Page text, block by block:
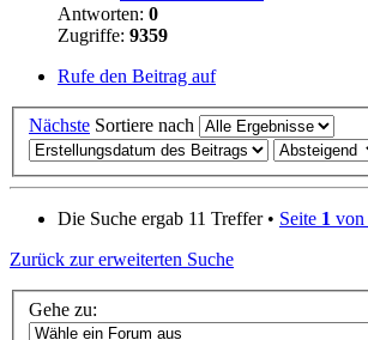
Antworten: 0
Zugriffe: 9359
Rufe den Beitrag auf
Nächste Sortiere nach
Die Suche ergab 11 Treffer • Seite 1 von
Zurück zur erweiterten Suche
Gehe zu: